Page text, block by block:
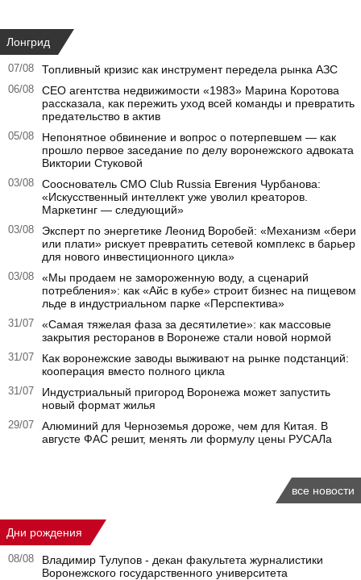
Лонгрид
07/08 Топливный кризис как инструмент передела рынка АЗС
06/08
CEO агентства недвижимости «1983» Марина Коротова
рассказала, как пережить уход всей команды и превратить
предательство в актив
05/08
Непонятное обвинение и вопрос о потерпевшем — как
прошло первое заседание по делу воронежского адвоката
Виктории Стуковой
03/08
Сооснователь CMO Club Russia Евгения Чурбанова:
«Искусственный интеллект уже уволил креаторов.
Маркетинг — следующий»
03/08
Эксперт по энергетике Леонид Воробей: «Механизм «бери
или плати» рискует превратить сетевой комплекс в барьер
для нового инвестиционного цикла»
03/08
«Мы продаем не замороженную воду, а сценарий
потребления»: как «Айс в кубе» строит бизнес на пищевом
льде в индустриальном парке «Перспектива»
31/07
«Самая тяжелая фаза за десятилетие»: как массовые
закрытия ресторанов в Воронеже стали новой нормой
31/07
Как воронежские заводы выживают на рынке подстанций:
кооперация вместо полного цикла
31/07
Индустриальный пригород Воронежа может запустить
новый формат жилья
29/07
Алюминий для Черноземья дороже, чем для Китая. В
августе ФАС решит, менять ли формулу цены РУСАЛа
все новости
Дни рождения
08/08
Владимир Тулупов - декан факультета журналистики
Воронежского государственного университета